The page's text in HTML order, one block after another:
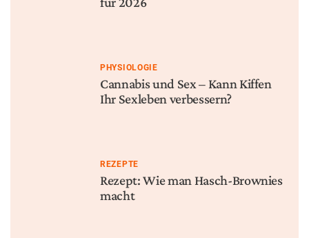
PHYSIOLOGIE
Cannabis und Sex – Kann Kiffen
Ihr Sexleben verbessern?
REZEPTE
Rezept: Wie man Hasch-Brownies
macht